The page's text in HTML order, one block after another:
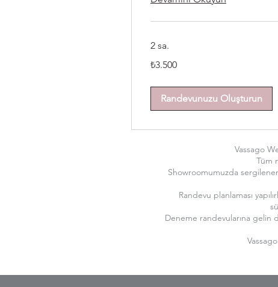
2 sa.
Türk
₺3.500
Randevunuzu Oluşturun
Vassago
Tüm
Showroomumuzda
Randevu planlaması
Deneme randevularına gelin